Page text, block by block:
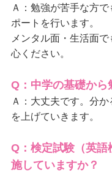
Ａ：勉強が苦手な方
ポートを行います。
メンタル面・生活面
心ください。
Q：中学の基礎から
Ａ：大丈夫です。分
を上げていきます。
Q：検定試験（英語
施していますか？